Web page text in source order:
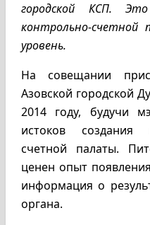
городской КСП.
контрольно-
уровень.
На совещании
Азовской городской
2014 году, будучи
истоков создания
счетной палаты.
ценен опыт
информация о
органа.